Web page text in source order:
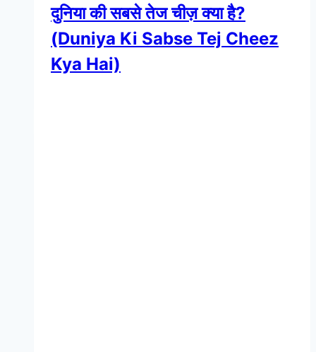
दुनिया की सबसे तेज चीज़ क्या है?
(Duniya Ki Sabse Tej Cheez
Kya Hai)